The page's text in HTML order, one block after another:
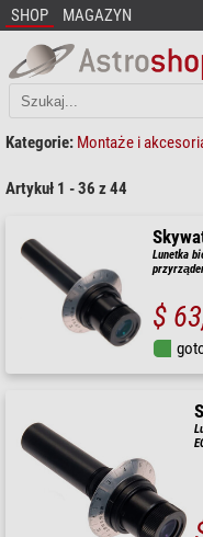
SHOP MAGAZYN
Kategorie: Montaże i
Artykuł 1 - 36 z 44
Lunetka
$